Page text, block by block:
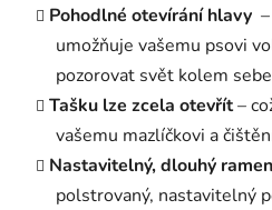
Pohodlné otevírání hlavy
umožňuje vašemu psovi
pozorovat svět kolem
Tašku lze zcela otevřít–
vašemu mazlíčkovi a
Nastavitelný, dlouhý
polstrovaný, nastavitelný